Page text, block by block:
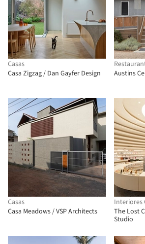
Casas
Casa Zigzag / Dan Gayfer Design
Austins
Casas
Casa Meadows / VSP Architects
Interiores
The Lost
Studio